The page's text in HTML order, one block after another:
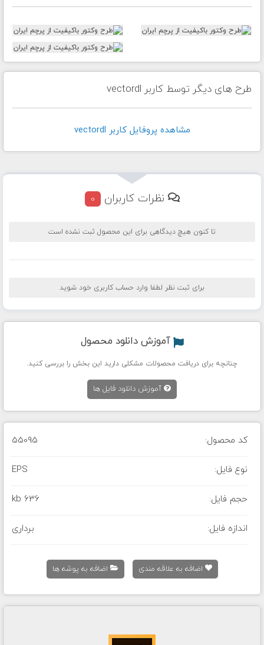
طرح های دیگر توسط کاربر vectordl
مشاهده پروفايل کاربر vectordl
نظرات کاربران 0
تا کنون هیچ دیدگاهی برای این محصول ثبت نشده است
برای ثبت نظر لطفا وارد حساب کاربری خود شوید
آموزش دانلود محصول
چنانچه برای دریافت محصولات مشکلی دارید این بخش را بررسی کنید.
آموزش دانلود فایل ها
کد محصول: 55095
نوع فایل: EPS
حجم فایل: 636 kb
اندازه فایل: برداری
اضافه به علاقه مندی اضافه به پوشه ها